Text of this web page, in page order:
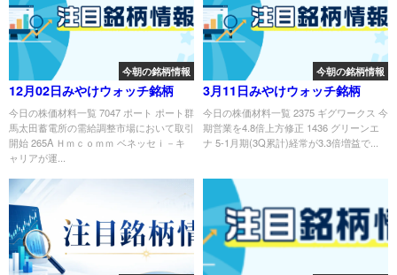
今朝の銘柄情報
12月02日みやけウォッチ銘柄
今日の株価材料一覧 7047 ポート ポート群
馬太田蓄電所の需給調整市場において取引
開始 265A Ｈｍｃｏｍｍ ベネッセｉ－キ
ャリアが運...
今朝の銘柄情報
3月11日みやけウォッチ銘柄
今日の株価材料一覧 2375 ギグワークス 今
期営業を4.8倍上方修正 1436 グリーンエ
ナ 5-1月期(3Q累計)経常が3.3倍増益で...